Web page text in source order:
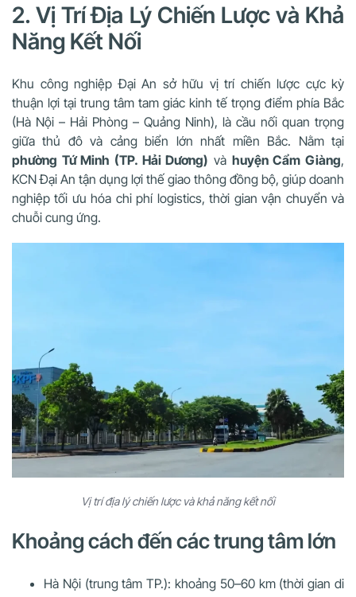
2. Vị Trí Địa Lý Chiến Lược và Khả
Năng Kết Nối
Khu công nghiệp Đại An sở hữu vị trí chiến lược cực kỳ
thuận lợi tại trung tâm tam giác kinh tế trọng điểm phía Bắc
(Hà Nội – Hải Phòng – Quảng Ninh), là cầu nối quan trọng
giữa thủ đô và cảng biển lớn nhất miền Bắc. Nằm tại
phường Tứ Minh (TP. Hải Dương) và huyện Cẩm Giàng,
KCN Đại An tận dụng lợi thế giao thông đồng bộ, giúp doanh
nghiệp tối ưu hóa chi phí logistics, thời gian vận chuyển và
chuỗi cung ứng.
Vị trí địa lý chiến lược và khả năng kết nối
Khoảng cách đến các trung tâm lớn
Hà Nội (trung tâm TP.): khoảng 50–60 km (thời gian di